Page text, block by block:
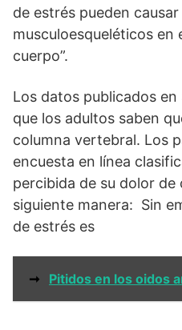
de estrés pueden
musculoesqueléticos en
cuerpo”.
Los datos publicados
que los adultos saben
columna vertebral. Los
encuesta en línea
percibida de su dolor de
siguiente manera: Sin
de estrés es
➞ Pitidos en los oidos